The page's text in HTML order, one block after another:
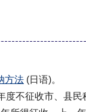
方法 (日语)。
度不征收市、县民